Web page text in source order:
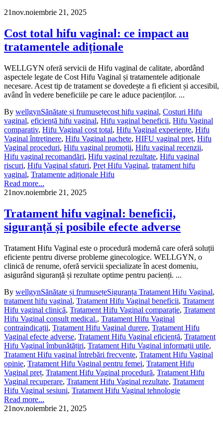
21nov.noiembrie 21, 2025
Cost total hifu vaginal: ce impact au
tratamentele adiționale
WELLGYN oferă servicii de Hifu vaginal de calitate, abordând
aspectele legate de Cost Hifu Vaginal și tratamentele adiționale
necesare. Acest tip de tratament se dovedește a fi eficient și accesibil,
având în vedere beneficiile pe care le aduce pacienților. ...
By wellgynSănătate și frumusețecost hifu vaginal, Costuri Hifu
vaginal, eficiență hifu vaginal, Hifu vaginal beneficii, Hifu Vaginal
comparativ, Hifu Vaginal cost total, Hifu Vaginal experiențe, Hifu
Vaginal întreținere, Hifu Vaginal pachete, HIFU vaginal preț, Hifu
Vaginal proceduri, Hifu vaginal promoții, Hifu vaginal recenzii,
Hifu vaginal recomandări, Hifu vaginal rezultate, Hifu vaginal
riscuri, Hifu Vaginal sfaturi, Preț Hifu Vaginal, tratament hifu
vaginal, Tratamente adiționale Hifu
Read more...
21nov.noiembrie 21, 2025
Tratament hifu vaginal: beneficii,
siguranță și posibile efecte adverse
Tratament Hifu Vaginal este o procedură modernă care oferă soluții
eficiente pentru diverse probleme ginecologice. WELLGYN, o
clinică de renume, oferă servicii specializate în acest domeniu,
asigurând siguranță și rezultate optime pentru pacienți. ...
By wellgynSănătate și frumusețeSiguranța Tratament Hifu Vaginal,
tratament hifu vaginal, Tratament Hifu Vaginal beneficii, Tratament
Hifu vaginal clinică, Tratament Hifu Vaginal comparație, Tratament
Hifu Vaginal consult medical., Tratament Hifu Vaginal
contraindicații, Tratament Hifu Vaginal durere, Tratament Hifu
Vaginal efecte adverse, Tratament Hifu Vaginal eficiență, Tratament
Hifu Vaginal îmbunătățiri, Tratament Hifu Vaginal informații utile,
Tratament Hifu vaginal întrebări frecvente, Tratament Hifu Vaginal
opinie, Tratament Hifu Vaginal pentru femei, Tratament Hifu
Vaginal preț, Tratament Hifu Vaginal procedură, Tratament Hifu
Vaginal recuperare, Tratament Hifu Vaginal rezultate, Tratament
Hifu Vaginal sesiuni, Tratament Hifu Vaginal tehnologie
Read more...
21nov.noiembrie 21, 2025